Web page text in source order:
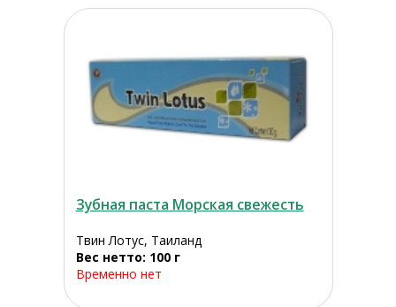
Зубная паста Морская свежесть
Твин Лотус, Таиланд
Вес нетто: 100 г
Временно нет